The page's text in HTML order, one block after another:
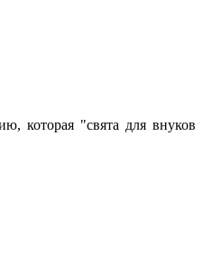
которая "свята для внуков